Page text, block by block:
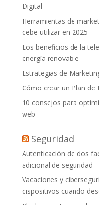
Digital
Herramientas de
debe utilizar en 2025
Los beneficios de la
energía renovable
Estrategias de
Cómo crear un Plan de
10 consejos para
web
Seguridad
Autenticación de dos
adicional de seguridad
Vacaciones y
dispositivos cuando